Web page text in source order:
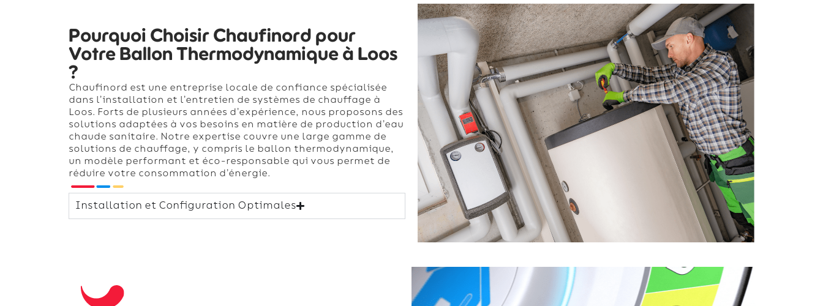
Pourquoi Choisir Chaufinord pour
Votre Ballon Thermodynamique à Loos
?
Chaufinord est une entreprise locale de confiance spécialisée
dans l’installation et l’entretien de systèmes de chauffage à
Loos. Forts de plusieurs années d’expérience, nous proposons des
solutions adaptées à vos besoins en matière de production d’eau
chaude sanitaire. Notre expertise couvre une large gamme de
solutions de chauffage, y compris le ballon thermodynamique,
un modèle performant et éco-responsable qui vous permet de
réduire votre consommation d’énergie.
Installation et Configuration Optimales